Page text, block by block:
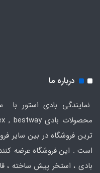
درباره ما
نمایندگی بادی استور با
ترین فروشگاه در بین سایر
است . این فروشگاه عرضه
بادی ، استخر پیش ساخته ،